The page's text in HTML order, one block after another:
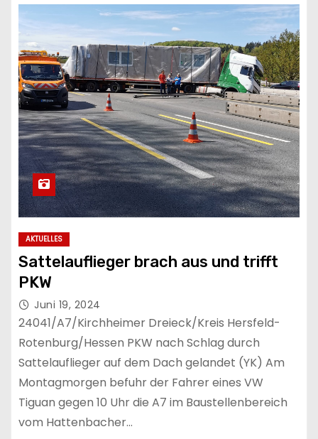
AKTUELLES
Sattelauflieger brach aus und trifft
PKW
Juni 19, 2024
24041/A7/Kirchheimer Dreieck/Kreis Hersfeld-
Rotenburg/Hessen PKW nach Schlag durch
Sattelauflieger auf dem Dach gelandet (YK) Am
Montagmorgen befuhr der Fahrer eines VW
Tiguan gegen 10 Uhr die A7 im Baustellenbereich
vom Hattenbacher…